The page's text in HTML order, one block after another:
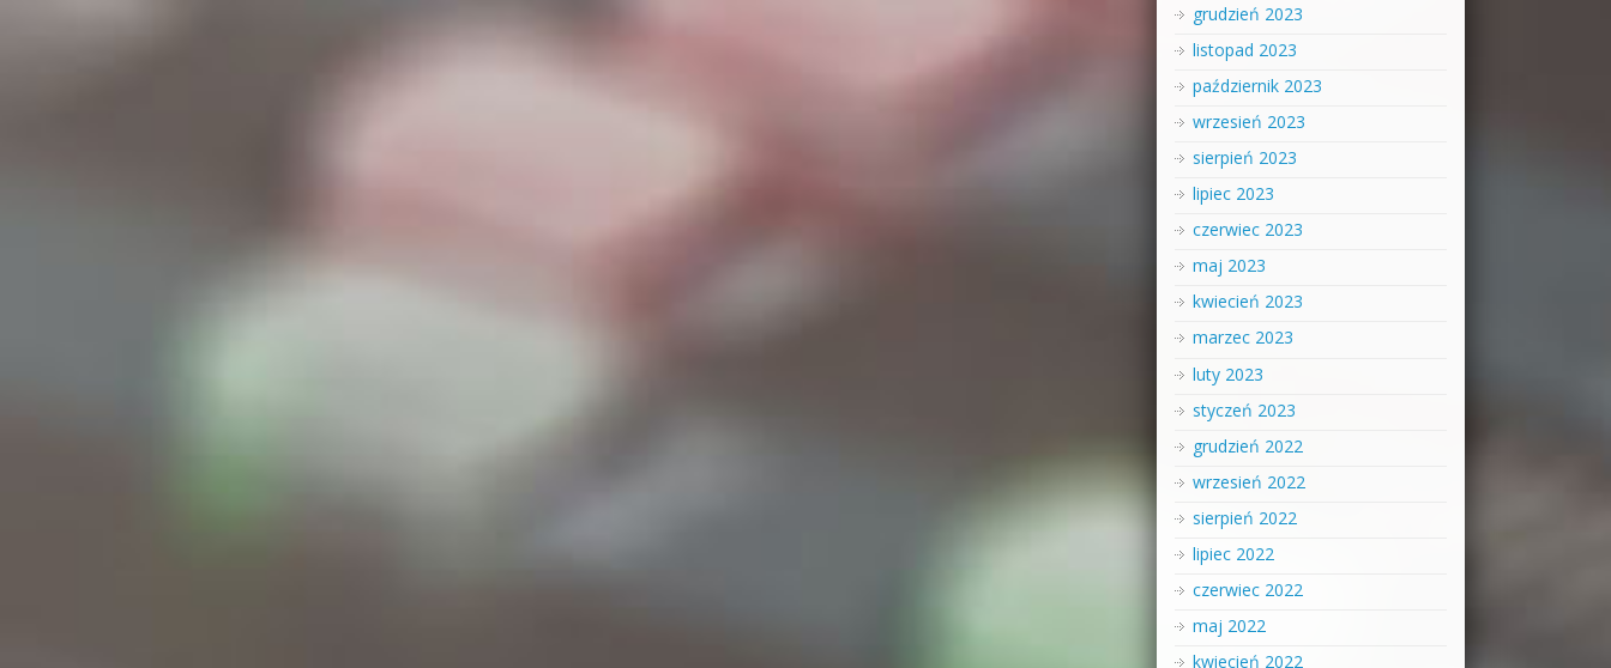
grudzień 2023
listopad 2023
październik 2023
wrzesień 2023
sierpień 2023
lipiec 2023
czerwiec 2023
maj 2023
kwiecień 2023
marzec 2023
luty 2023
styczeń 2023
grudzień 2022
wrzesień 2022
sierpień 2022
lipiec 2022
czerwiec 2022
maj 2022
kwiecień 2022